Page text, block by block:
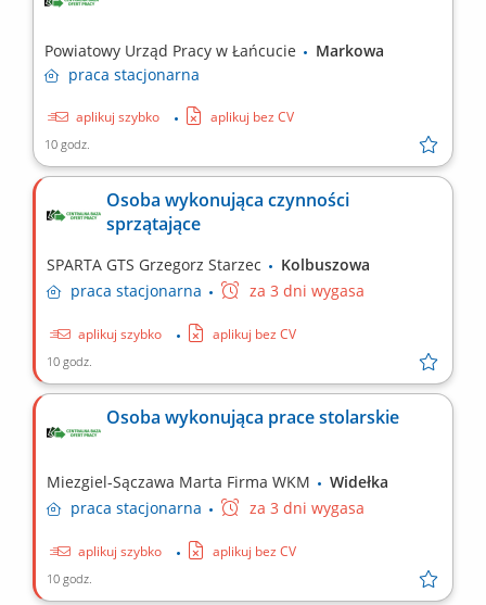
Powiatowy Urząd Pracy w Łańcucie
Markowa
praca stacjonarna
aplikuj szybko aplikuj bez CV
10 godz.
Osoba wykonująca czynności
sprzątające
SPARTA GTS Grzegorz Starzec
Kolbuszowa
praca stacjonarna za 3 dni wygasa
aplikuj szybko aplikuj bez CV
10 godz.
Osoba wykonująca prace stolarskie
Miezgiel-Sączawa Marta Firma WKM
Widełka
praca stacjonarna za 3 dni wygasa
aplikuj szybko aplikuj bez CV
10 godz.